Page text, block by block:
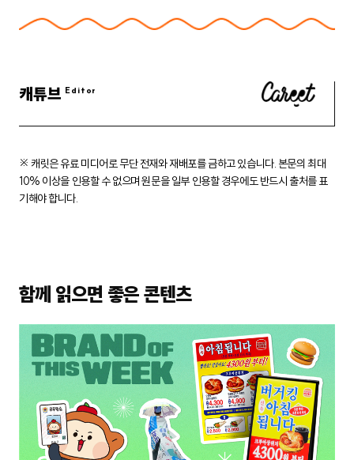
캐튜브
※ 캐릿은 유료 미디어로 무단 전재와 재배포를 금하고 있습니다. 본문의 최대
10% 이상을 인용할 수 없으며 원문을 일부 인용할 경우에도반드시 출처를 표
기해야 합니다.
함께 읽으면 좋은 콘텐츠